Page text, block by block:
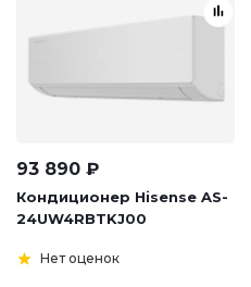
93 890 ₽
Кондиционер Hisense AS-
24UW4RBTKJ00
Нет оценок